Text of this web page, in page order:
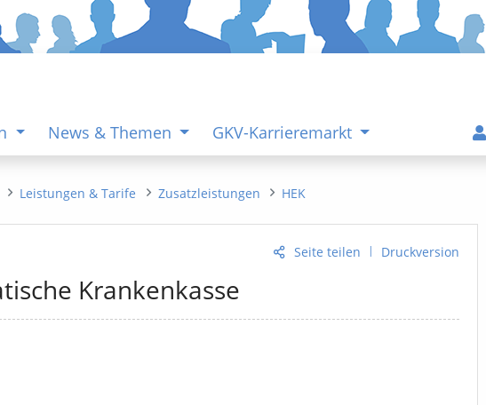
News & Themen GKV-Karrieremarkt
Leistungen & Tarife Zusatzleistungen HEK
Seite teilen | Druckversion
Krankenkasse